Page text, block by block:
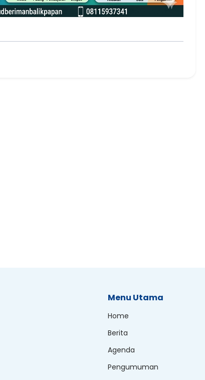
Menu Utama
Home
Berita
Agenda
Pengumuman